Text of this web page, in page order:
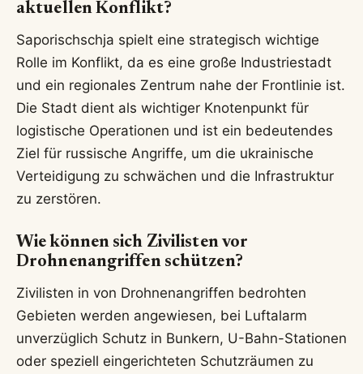
aktuellen Konflikt?
Saporischschja spielt eine strategisch wichtige
Rolle im Konflikt, da es eine große Industriestadt
und ein regionales Zentrum nahe der Frontlinie ist.
Die Stadt dient als wichtiger Knotenpunkt für
logistische Operationen und ist ein bedeutendes
Ziel für russische Angriffe, um die ukrainische
Verteidigung zu schwächen und die Infrastruktur
zu zerstören.
Wie können sich Zivilisten vor
Drohnenangriffen schützen?
Zivilisten in von Drohnenangriffen bedrohten
Gebieten werden angewiesen, bei Luftalarm
unverzüglich Schutz in Bunkern, U-Bahn-Stationen
oder speziell eingerichteten Schutzräumen zu